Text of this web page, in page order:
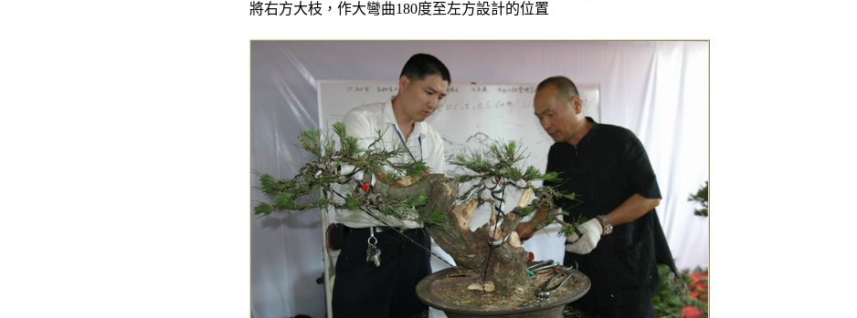
將右方大枝，作大彎曲180度至左方設計的位置